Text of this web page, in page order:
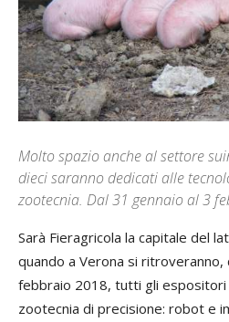
Molto spazio anche al settore
dieci saranno dedicati alle
zootecnia. Dal 31 gennaio al 3
Sarà Fieragricola la capitale del
quando a Verona si ritroveranno,
febbraio 2018, tutti gli
zootecnia di precisione: robot e